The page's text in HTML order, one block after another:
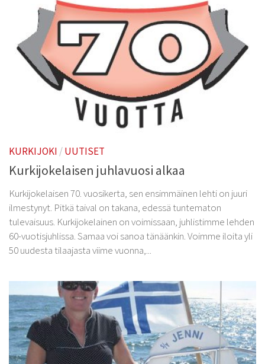
KURKIJOKI /UUTISET
Kurkijokelaisen juhlavuosi alkaa
Kurkijokelaisen 70. vuosikerta, sen ensimmäinen lehti on juuri
ilmestynyt. Pitkä taival on takana, edessä tuntematon
tulevaisuus. Kurkijokelainen on voimissaan, juhlistimme lehden
60-vuotisjuhlissa. Samaa voi sanoa tänäänkin. Voimme iloita yli
50 uudesta tilaajasta viime vuonna,...